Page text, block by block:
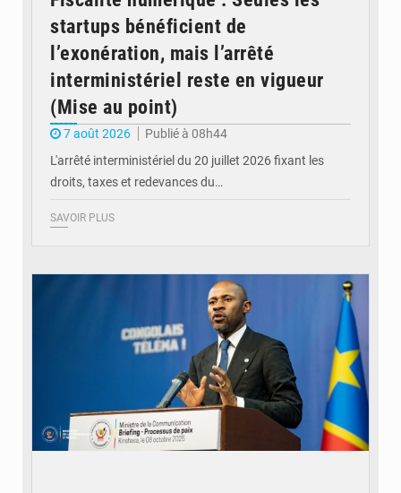
startups bénéficient de
l’exonération, mais l’arrêté
interministériel reste en vigueur
(Mise au point)
7 août 2026
Publié à 08h44
L'arrêté interministériel du 20 juillet 2026 fixant les
droits, taxes et redevances du…
SAVOIR PLUS